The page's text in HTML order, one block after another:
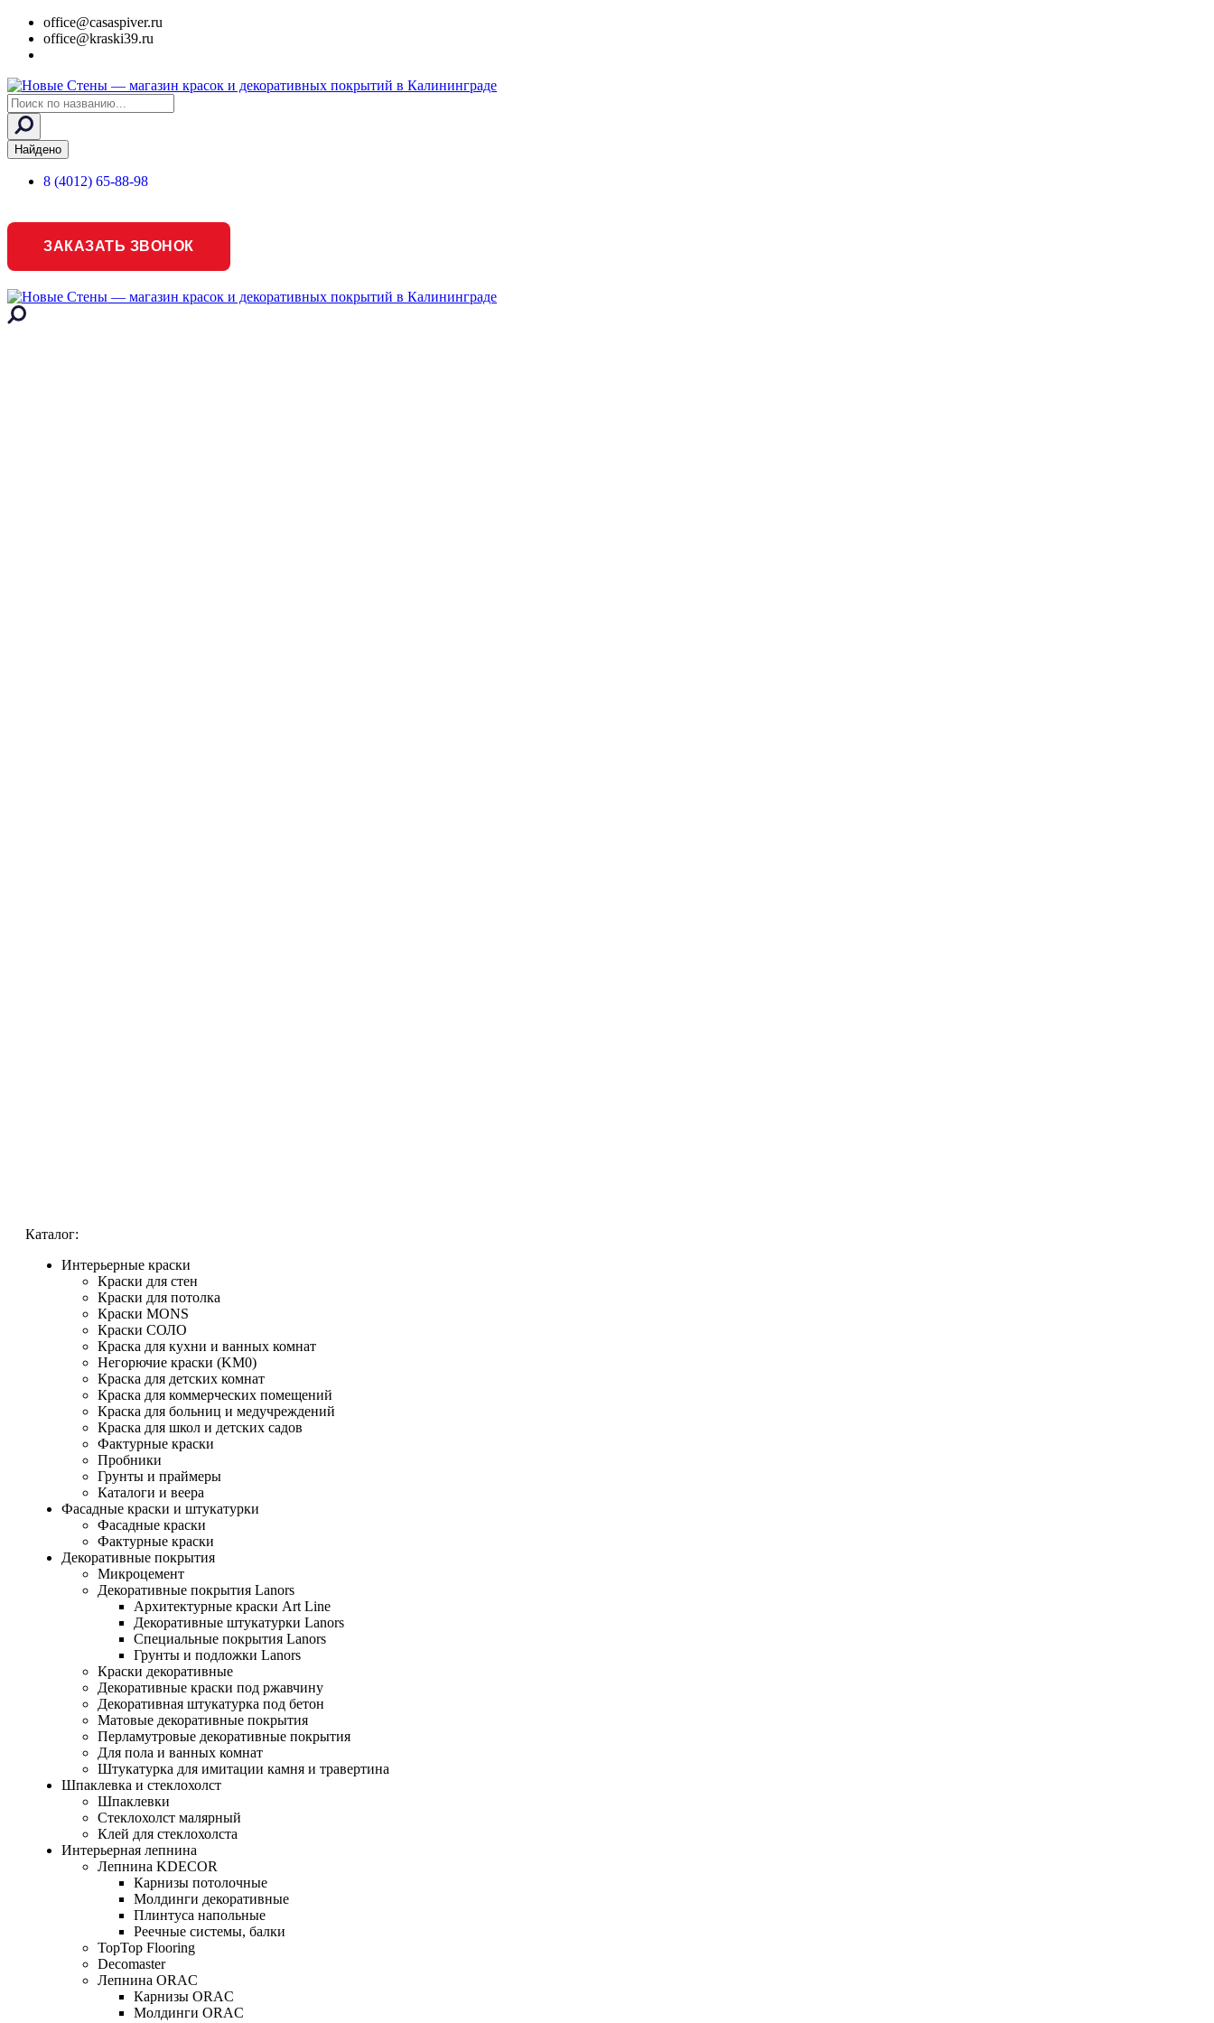
office@casaspiver.ru
office@kraski39.ru
Search
...
Найдено
8 (4012) 65-88-98
ЗАКАЗАТЬ ЗВОНОК
Каталог:
Интерьерные краски
Краски для стен
Краски для потолка
Краски MONS
Краски СОЛО
Краска для кухни и ванных комнат
Негорючие краски (KM0)
Краска для детских комнат
Краска для коммерческих помещений
Краска для больниц и медучреждений
Краска для школ и детских садов
Фактурные краски
Пробники
Грунты и праймеры
Каталоги и веера
Фасадные краски и штукатурки
Фасадные краски
Фактурные краски
Декоративные покрытия
Микроцемент
Декоративные покрытия Lanors
Архитектурные краски Art Line
Декоративные штукатурки Lanors
Специальные покрытия Lanors
Грунты и подложки Lanors
Краски декоративные
Декоративные краски под ржавчину
Декоративная штукатурка под бетон
Матовые декоративные покрытия
Перламутровые декоративные покрытия
Для пола и ванных комнат
Штукатурка для имитации камня и травертина
Шпаклевка и стеклохолст
Шпаклевки
Стеклохолст малярный
Клей для стеклохолста
Интерьерная лепнина
Лепнина KDECOR
Карнизы потолочные
Молдинги декоративные
Плинтуса напольные
Реечные системы, балки
TopTop Flooring
Decomaster
Лепнина ORAC
Карнизы ORAC
Молдинги ORAC